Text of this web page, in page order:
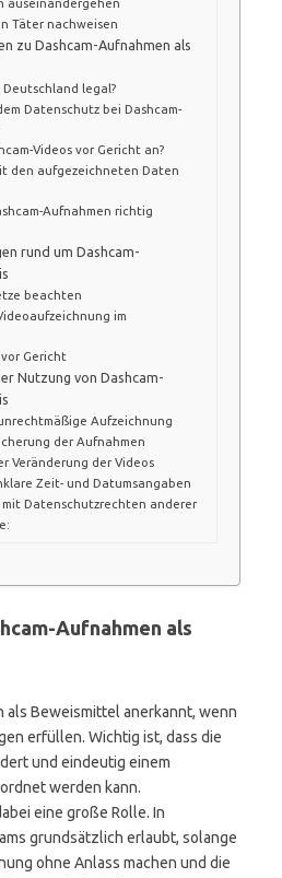
Täter nachweisen
zu Dashcam-Aufnahmen als
Deutschland legal?
Datenschutz bei Dashcam-
Videos vor Gericht an?
den aufgezeichneten Daten
Aufnahmen richtig
rund um Dashcam-
beachten
im
Gericht
Nutzung von Dashcam-
Aufzeichnung
der Aufnahmen
Veränderung der Videos
Zeit- und Datumsangaben
mit Datenschutzrechten anderer
Aufnahmen als
als Beweismittel anerkannt, wenn
erfüllen. Wichtig ist, dass die
und eindeutig einem
werden kann.
eine große Rolle. In
grundsätzlich erlaubt, solange
ohne Anlass machen und die